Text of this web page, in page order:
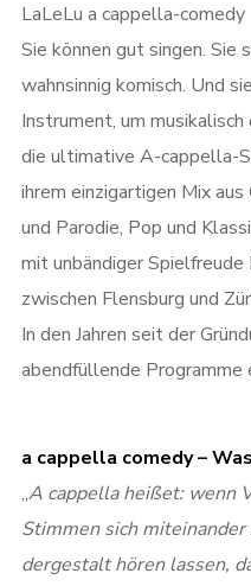
LaLeLu a cappella-comedy
Sie können gut singen. Sie
wahnsinnig komisch. Und
Instrument, um musikalisch
die ultimative A-cappella-
ihrem einzigartigen Mix
und Parodie, Pop und
mit unbändiger
zwischen Flensburg und
In den Jahren seit der
abendfüllende Programme
a cappella comedy –
„A cappella heißet: wenn
Stimmen sich miteinander
dergestalt hören lassen,